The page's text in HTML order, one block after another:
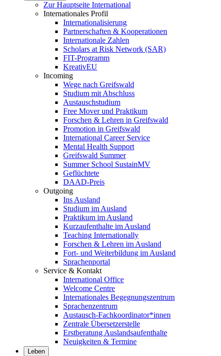
Zur Hauptseite International
Internationales Profil
Internationalisierung
Partnerschaften & Kooperationen
Internationale Zahlen
Scholars at Risk Network (SAR)
FIT-Programm
KreativEU
Incoming
Wege nach Greifswald
Studium mit Abschluss
Austauschstudium
Free Mover und Praktikum
Forschen & Lehren in Greifswald
Promotion in Greifswald
International Career Service
Mental Health Support
Greifswald Summer
Summer School SustainMV
Geflüchtete
DAAD-Preis
Outgoing
Ins Ausland
Studium im Ausland
Praktikum im Ausland
Kurzaufenthalte im Ausland
Teaching Internationally
Forschen & Lehren im Ausland
Fort- und Weiterbildung im Ausland
Sprachenportal
Service & Kontakt
International Office
Welcome Centre
Internationales Begegnungszentrum
Sprachenzentrum
Austausch-Fachkoordinator*innen
Zentrale Übersetzerstelle
Erstberatung Auslandsaufenthalte
Neuigkeiten & Termine
Leben